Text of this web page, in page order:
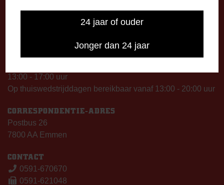
24 jaar of ouder
Jonger dan 24 jaar
13:00 - 17:00 uur
Op thuiswedstrijddagen bereikbaar vanaf 13:00 - 20:00 uur
CORRESPONDENTIE-ADRES
Postbus 26
7800 AA Emmen
CONTACT
0591-670670
0591-621048